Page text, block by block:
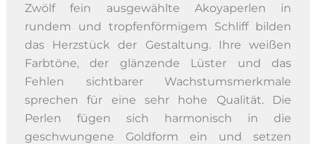
Zwölf fein ausgewählte Akoyaperlen in
rundem und tropfenförmigem Schliff bilden
das Herzstück der Gestaltung. Ihre weißen
Farbtöne, der glänzende Lüster und das
Fehlen sichtbarer Wachstumsmerkmale
sprechen für eine sehr hohe Qualität. Die
Perlen fügen sich harmonisch in die
geschwungene Goldform ein und setzen